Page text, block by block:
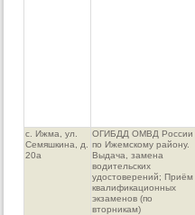
с. Ижма, ул.
Семяшкина, д.
20а
ОГИБДД ОМВД России
по Ижемскому району.
Выдача, замена
водительских
удостоверений; Приём
квалификационных
экзаменов (по
вторникам)